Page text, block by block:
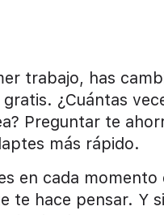
trabajo, has
¿Cuántas
Preguntar te
más rápido.
en cada
te hace pensar. Y